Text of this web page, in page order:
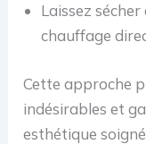
Laissez
chauffage
Cette approche
indésirables et
esthétique